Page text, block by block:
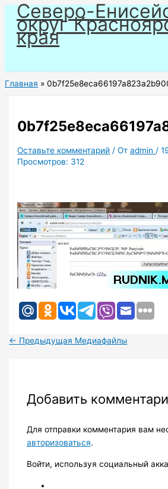
Перейти
содержимому
Северо-
округ
края
Главная
Оставьте комментарий / Отadmin /
Просмотров: 312
← Предыдущая Медиафайлы
Добавить
Для отправки комментария вам
авторизоваться.
Войти, используя социальный